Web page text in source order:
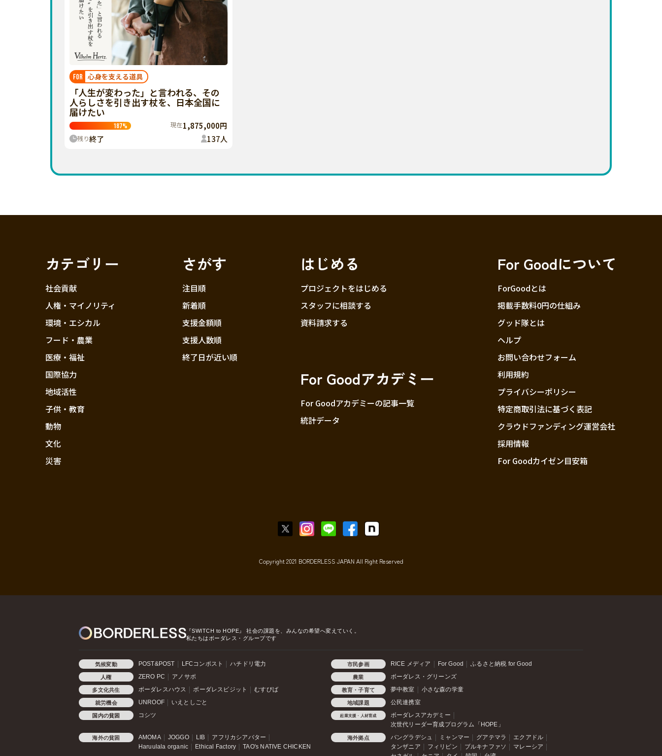
FOR 心身を支える道具
「人生が変わった」と言われる、その
人らしさを引き出す杖を、日本全国に
届けたい
187% 現在1,875,000円
残り終了 137人
カテゴリー
社会貢献
人権・マイノリティ
環境・エシカル
フード・農業
医療・福祉
国際協力
地域活性
子供・教育
動物
文化
災害
さがす
注目順
新着順
支援金額順
支援人数順
終了日が近い順
はじめる
プロジェクトをはじめる
スタッフに相談する
資料請求する
For Goodアカデミー
For Goodアカデミーの記事一覧
統計データ
For Goodについて
ForGoodとは
掲載手数料0円の仕組み
グッド隊とは
ヘルプ
お問い合わせフォーム
利用規約
プライバシーポリシー
特定商取引法に基づく表記
クラウドファンディング運営会社
採用情報
For Goodカイゼン目安箱
Copyright 2021 BORDERLESS JAPAN All Right Reserved
『SWITCH to HOPE』
社会の課題を、みんなの希望へ変えていく。
私たちはボーダレス・グループです
気候変動 POST&POST LFCコンポスト ハチドリ電力 市民参画 RICE メディア For Good ふるさと納税 for Good
人権 ZERO PC アノサポ 農業 ボーダレス・グリーンズ
多文化共生 ボーダレスハウス ボーダレスビジット むすびば 教育・子育て 夢中教室 小さな森の学童
就労機会 UNROOF いえとしごと 地域課題 公民連携室
国内の貧困 コシツ 起業支援・人材育成
ボーダレスアカデミー
次世代リーダー育成プログラム「HOPE」
海外の貧困 AMOMA JOGGO LIB
アフリカシアバター
Haruulala organic
Ethical Factory TAO's NATIVE CHICKEN
海外拠点 バングラデシュ ミャンマー グアテマラ
エクアドル
タンザニア
フィリピン ブルキナファソ
マレーシア